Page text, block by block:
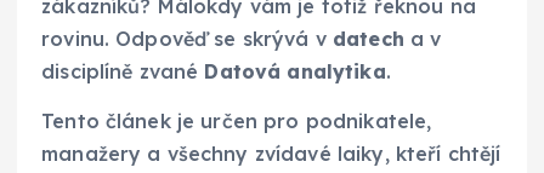
zákazníků? Málokdy vám je totiž řeknou na
rovinu. Odpověď se skrývá v datech a v
disciplíně zvané Datová analytika.
Tento článek je určen pro podnikatele,
manažery a všechny zvídavé laiky, kteří chtějí